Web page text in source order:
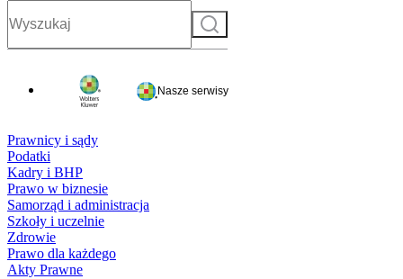
Szukaj
Nasze serwisy
Prawnicy i sądy
Podatki
Kadry i BHP
Prawo w biznesie
Samorząd i administracja
Szkoły i uczelnie
Zdrowie
Prawo dla każdego
Akty Prawne